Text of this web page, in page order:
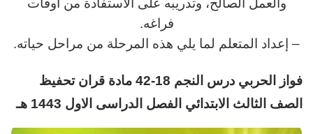
والعمل الصالح، وتدريبه على الاستفادة من أوقات
فراغه.
– إعداد المتعلم لما يلي هذه المرحلة من مراحل حياته.
فواز الحربي درس النجم 18-42 مادة قران تحفيظ
الصف الثالث الابتدائي الفصل الدراسى الاول 1443 هـ